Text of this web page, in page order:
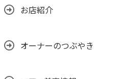
お店紹介
オーナーのつぶやき